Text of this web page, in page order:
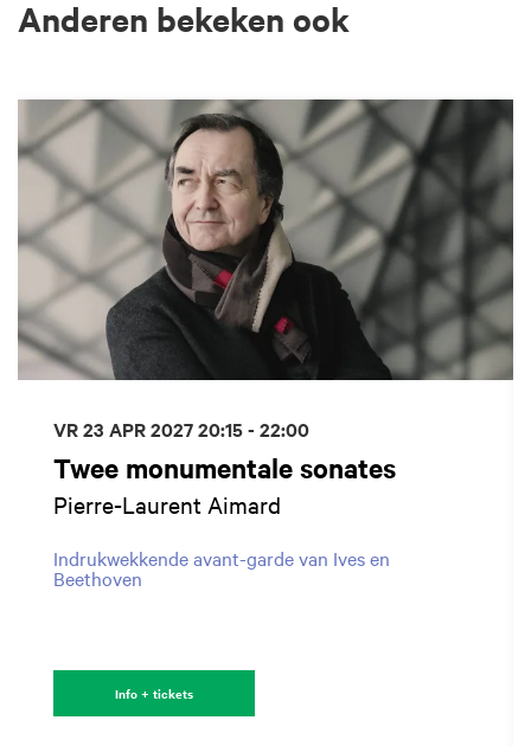
Anderen bekeken ook
Twee monumentale sonates
Pierre-Laurent Aimard
Indrukwekkende avant-garde van Ives en
Beethoven
VR 23 APR 202720:15 - 22:00
Info + tickets